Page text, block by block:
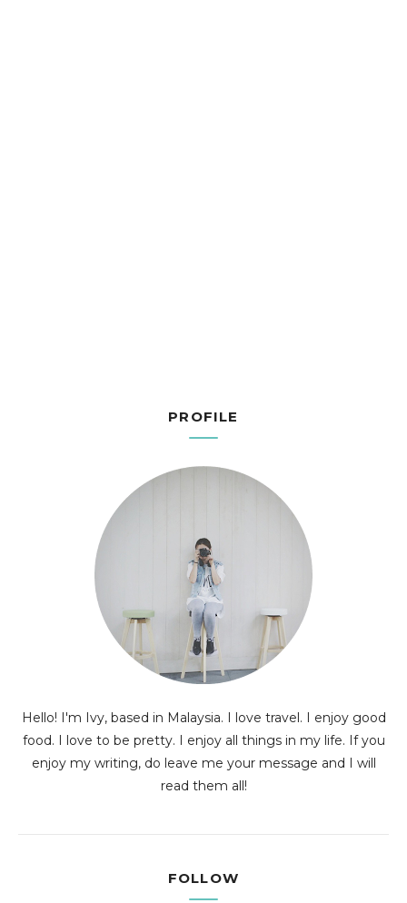
PROFILE
Hello! I'm Ivy, based in Malaysia. I love travel. I enjoy good
food. I love to be pretty. I enjoy all things in my life. If you
enjoy my writing, do leave me your message and I will
read them all!
FOLLOW